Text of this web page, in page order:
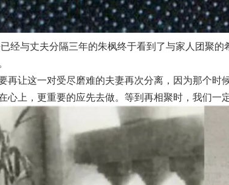
经与丈夫分隔三年的朱枫终于看到了与家人团聚
再让这一对受尽磨难的夫妻再次分离，因为那个
上，更重要的应先去做。等到再相聚时，我们一